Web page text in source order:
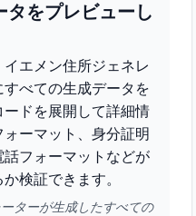
タをプレビューし
エメン住所ジェネレ
べての生成データを
ドを展開して詳細情
ーマット、身分証明
フォーマットなどが
検証できます。
ターが生成したすべての